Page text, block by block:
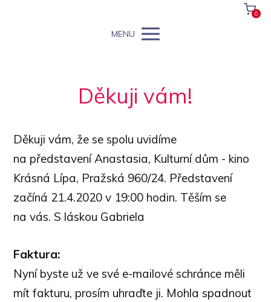
0
MENU
Děkuji vám!
Děkuji vám, že se spolu uvidíme
na představení Anastasia, Kulturní dům - kino
Krásná Lípa, Pražská 960/24. Představení
začíná 21.4.2020 v 19:00 hodin. Těším se
na vás. S láskou Gabriela
Faktura:
Nyní byste už ve své e-mailové schránce měli
mít fakturu, prosím uhraďte ji. Mohla spadnout